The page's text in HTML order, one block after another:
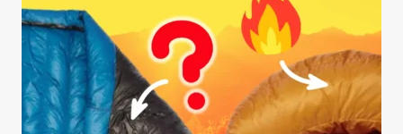
RUTAS
TREKKING:
CONSEJOS
PARA
CAMBIAR
DE